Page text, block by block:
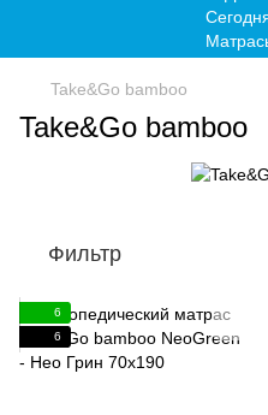
Take&Go bamboo
Take&Go bamboo
Фильтр
6
6